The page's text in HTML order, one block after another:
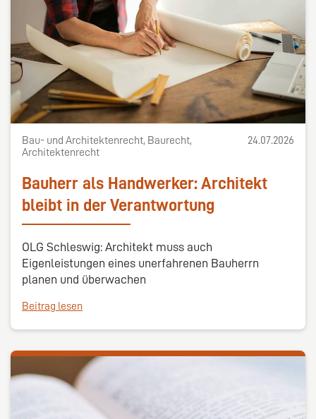
Bau- und Architektenrecht, Baurecht,
Architektenrecht
24.07.2026
Bauherr als Handwerker: Architekt
bleibt in der Verantwortung
OLG Schleswig: Architekt muss auch
Eigenleistungen eines unerfahrenen Bauherrn
planen und überwachen
Beitrag lesen